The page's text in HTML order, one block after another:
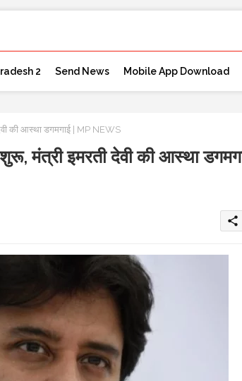
2 Send News Mobile App Download
की आस्था डगमगाई | MP NEWS
मंत्री इमरती देवी की आस्था
share